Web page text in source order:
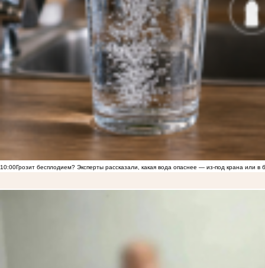
10:00Грозит бесплодием? Эксперты рассказали, какая вода опаснее — из-под крана или в